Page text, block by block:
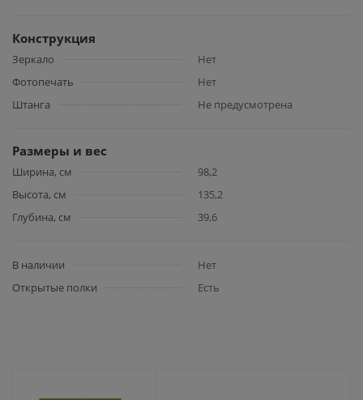
Конструкция
Зеркало
Нет
Фотопечать
Нет
Штанга
Не предусмотрена
Размеры и вес
Ширина, см
98,2
Высота, см
135,2
Глубина, см
39,6
В наличии
Нет
Открытые полки
Есть